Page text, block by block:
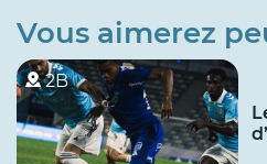
Vous aimerez
2B